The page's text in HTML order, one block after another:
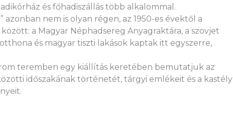
és főhadiszállás több alkalommal.
nem is olyan régen, az 1950-es évektől a
a Magyar Néphadsereg Anyagraktára, a szovjet
és magyar tiszti lakások kaptak itt egyszerre,
teremben egy kiállítás keretében bemutatjuk az
időszakának történetét, tárgyi emlékeit és a kastély